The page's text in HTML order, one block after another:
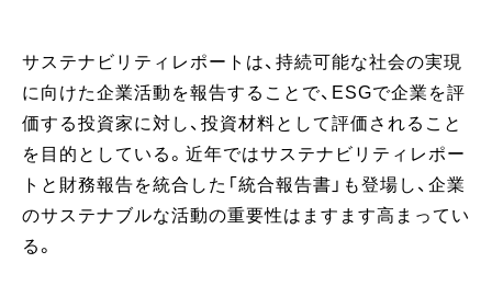
サステナビリティレポートは、持続可能な社会の実現
に向けた企業活動を報告することで、ESGで企業を評
価する投資家に対し、投資材料として評価されること
を目的としている。近年ではサステナビリティレポー
トと財務報告を統合した「統合報告書」も登場し、企業
のサステナブルな活動の重要性はますます高まってい
る。